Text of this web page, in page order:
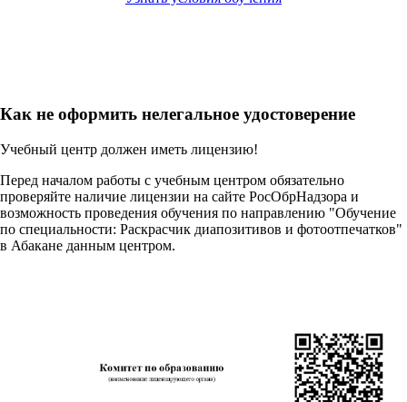
Как не оформить нелегальное удостоверение
Учебный центр должен иметь лицензию!
Перед началом работы с учебным центром обязательно
проверяйте наличие лицензии на сайте РосОбрНадзора и
возможность проведения обучения по направлению "Обучение
по специальности: Раскрасчик диапозитивов и фотоотпечатков"
в Абакане данным центром.